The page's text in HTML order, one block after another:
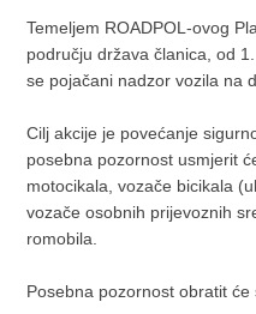
Temeljem ROADPOL-ovog
području država članica, od
se pojačani nadzor vozila na
Cilj akcije je povećanje
posebna pozornost usmjerit
motocikala, vozače bicikala
vozače osobnih prijevoznih
romobila.
Posebna pozornost obratit će